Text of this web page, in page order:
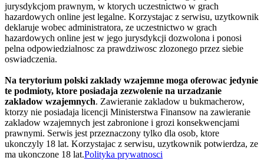
jurysdykcjom prawnym, w ktorych uczestnictwo w grach
hazardowych online jest legalne. Korzystajac z serwisu, uzytkownik
deklaruje wobec administratora, ze uczestnictwo w grach
hazardowych online jest w jego jurysdykcji dozwolona i ponosi
pelna odpowiedzialnosc za prawdziwosc zlozonego przez siebie
oswiadczenia.
Na terytorium polski zaklady wzajemne moga oferowac jedynie
te podmioty, ktore posiadaja zezwolenie na urzadzanie
zakladow wzajemnych. Zawieranie zakladow u bukmacherow,
ktorzy nie posiadaja licencji Ministerstwa Finansow na zawieranie
zakladow wzajemnych jest zabronione i grozi konsekwencjami
prawnymi. Serwis jest przeznaczony tylko dla osob, ktore
ukonczyly 18 lat. Korzystajac z serwisu, uzytkownik potwierdza, ze
ma ukonczone 18 lat.Polityka prywatnosci